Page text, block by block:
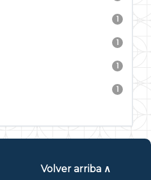
1
1
1
1
Volver arriba ∧